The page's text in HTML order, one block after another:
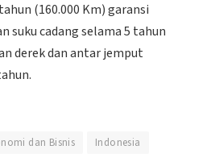
(160.000 Km) garansi
suku cadang selama 5 tahun
derek dan antar jemput
dan Bisnis
Indonesia